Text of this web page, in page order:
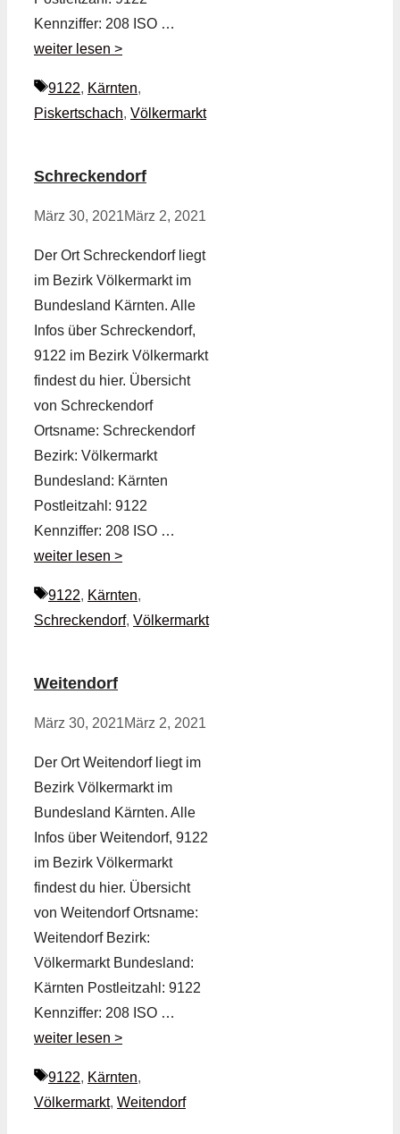
Kennziffer: 208 ISO …
weiter lesen >
Schlagwörter
9122, Kärnten,
Piskertschach, Völkermarkt
Schreckendorf
März 30, 2021März 2, 2021
Der Ort Schreckendorf liegt
im Bezirk Völkermarkt im
Bundesland Kärnten. Alle
Infos über Schreckendorf,
9122 im Bezirk Völkermarkt
findest du hier. Übersicht
von Schreckendorf
Ortsname: Schreckendorf
Bezirk: Völkermarkt
Bundesland: Kärnten
Postleitzahl: 9122
Kennziffer: 208 ISO …
weiter lesen >
Schlagwörter
9122, Kärnten,
Schreckendorf, Völkermarkt
Weitendorf
März 30, 2021März 2, 2021
Der Ort Weitendorf liegt im
Bezirk Völkermarkt im
Bundesland Kärnten. Alle
Infos über Weitendorf, 9122
im Bezirk Völkermarkt
findest du hier. Übersicht
von Weitendorf Ortsname:
Weitendorf Bezirk:
Völkermarkt Bundesland:
Kärnten Postleitzahl: 9122
Kennziffer: 208 ISO …
weiter lesen >
Schlagwörter
9122, Kärnten,
Völkermarkt, Weitendorf